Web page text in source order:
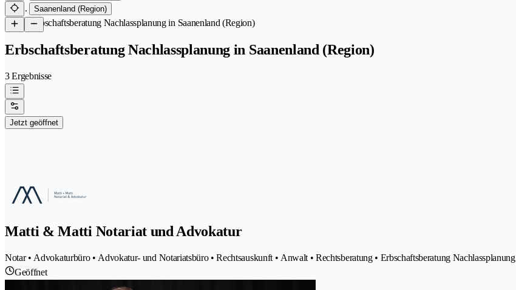
Saanenland (Region)
/Erbschaftsberatung Nachlassplanung in Saanenland (Region)
Erbschaftsberatung Nachlassplanung in Saanenland (Region)
3 Ergebnisse
Jetzt geöffnet
Matti & Matti Notariat und Advokatur
Notar • Advokaturbüro • Advokatur- und Notariatsbüro • Rechtsauskunft • Anwalt • Rechtsberatung • Erbschaftsberatung Nachlassplanung
Geöffnet